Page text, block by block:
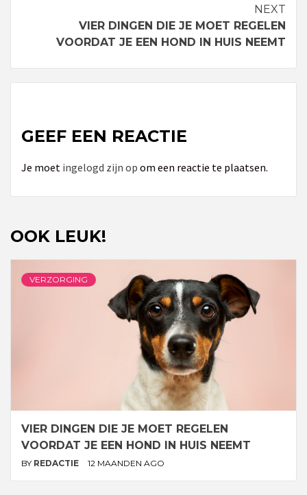
NEXT
VIER DINGEN DIE JE MOET REGELEN
VOORDAT JE EEN HOND IN HUIS NEEMT
GEEF EEN REACTIE
Je moet ingelogd zijn op om een reactie te plaatsen.
OOK LEUK!
VERZORGING
VIER DINGEN DIE JE MOET REGELEN
VOORDAT JE EEN HOND IN HUIS NEEMT
BY REDACTIE 12 MAANDEN AGO